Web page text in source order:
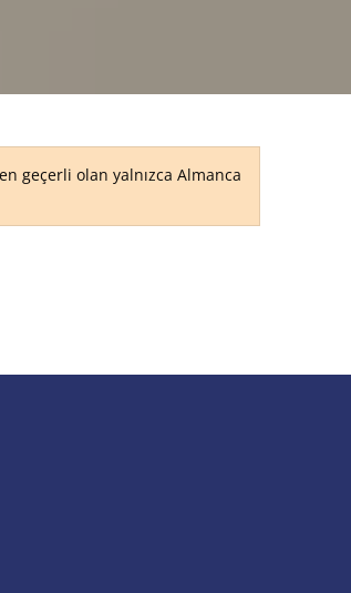
geçerli olan yalnızca Almanca